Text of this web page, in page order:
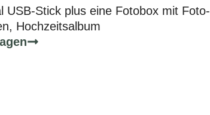
USB-Stick plus eine Fotobox mit Foto-
Hochzeitsalbum